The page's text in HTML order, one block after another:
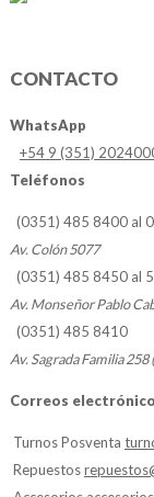
CONTACTO
WhatsApp
+54 9 (351)
Teléfonos
(0351) 485 8400 al
Av. Colón 5077
(0351) 485 8450 al
Av. Monseñor Pablo
(0351) 485 8410
Av. Sagrada Familia
Correos
Turnos Posventa
Repuestos